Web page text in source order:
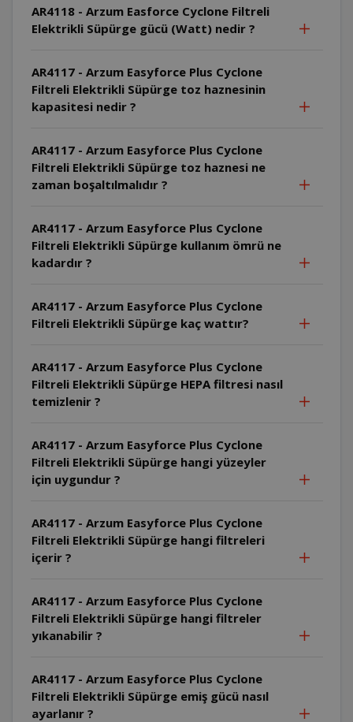
AR4118 - Arzum Easforce Cyclone Filtreli
Elektrikli Süpürge gücü (Watt) nedir ?
AR4117 - Arzum Easyforce Plus Cyclone
Filtreli Elektrikli Süpürge toz haznesinin
kapasitesi nedir ?
AR4117 - Arzum Easyforce Plus Cyclone
Filtreli Elektrikli Süpürge toz haznesi ne
zaman boşaltılmalıdır ?
AR4117 - Arzum Easyforce Plus Cyclone
Filtreli Elektrikli Süpürge kullanım ömrü ne
kadardır ?
AR4117 - Arzum Easyforce Plus Cyclone
Filtreli Elektrikli Süpürge kaç wattır?
AR4117 - Arzum Easyforce Plus Cyclone
Filtreli Elektrikli Süpürge HEPA filtresi nasıl
temizlenir ?
AR4117 - Arzum Easyforce Plus Cyclone
Filtreli Elektrikli Süpürge hangi yüzeyler
için uygundur ?
AR4117 - Arzum Easyforce Plus Cyclone
Filtreli Elektrikli Süpürge hangi filtreleri
içerir ?
AR4117 - Arzum Easyforce Plus Cyclone
Filtreli Elektrikli Süpürge hangi filtreler
yıkanabilir ?
AR4117 - Arzum Easyforce Plus Cyclone
Filtreli Elektrikli Süpürge emiş gücü nasıl
ayarlanır ?